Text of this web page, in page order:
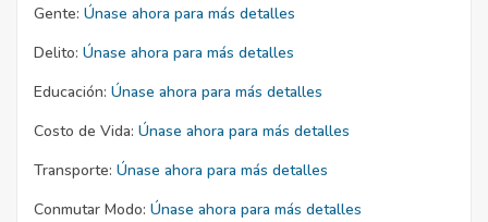
Gente: Únase ahora para más detalles
Delito: Únase ahora para más detalles
Educación: Únase ahora para más detalles
Costo de Vida: Únase ahora para más detalles
Transporte: Únase ahora para más detalles
Conmutar Modo: Únase ahora para más detalles